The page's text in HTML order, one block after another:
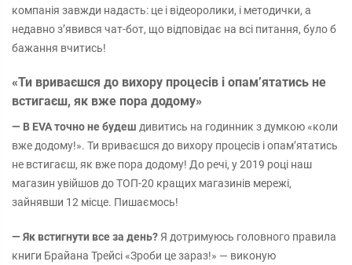
компанія завжди надасть: це і відеоролики, і методички, а
недавно з’явився чат-бот, що відповідає на всі питання, було б
бажання вчитись!
«Ти вриваєшся до вихору процесів і опам’ятатись не
встигаєш, як вже пора додому»
— В EVA точно не будеш дивитись на годинник з думкою «коли
вже додому!». Ти вриваєшся до вихору процесів і опам’ятатись
не встигаєш, як вже пора додому! До речі, у 2019 році наш
магазин увійшов до ТОП-20 кращих магазинів мережі,
зайнявши 12 місце. Пишаємось!
— Як встигнути все за день? Я дотримуюсь головного правила
книги Брайана Трейсі «Зроби це зараз!» — виконую